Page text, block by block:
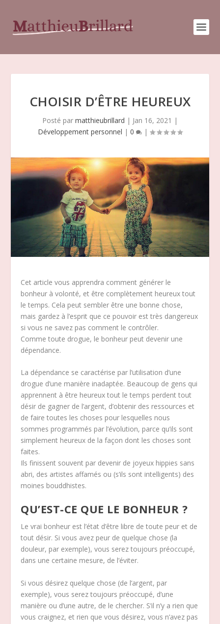
CHOISIR D’ÊTRE HEUREUX
Posté par matthieubrillard | Jan 16, 2021 |
Développement personnel | 0 |
Cet article vous apprendra comment générer le
bonheur à volonté, et être complètement heureux tout
le temps. Cela peut sembler être une bonne chose,
mais gardez à l’esprit que ce pouvoir est très dangereux
si vous ne savez pas comment le contrôler.
Comme toute drogue, le bonheur peut devenir une
dépendance.
La dépendance se caractérise par l’utilisation d’une
drogue d’une manière inadaptée. Beaucoup de gens qui
apprennent à être heureux tout le temps perdent tout
désir de gagner de l’argent, d’obtenir des ressources et
de faire toutes les choses pour lesquelles nous
sommes programmés par l’évolution, parce qu’ils sont
simplement heureux de la façon dont les choses sont
faites.
Ils finissent souvent par devenir de joyeux hippies sans
abri, des artistes affamés ou (s’ils sont intelligents) des
moines bouddhistes.
QU’EST-CE QUE LE BONHEUR ?
Le vrai bonheur est l’état d’être libre de toute peur et de
tout désir. Si vous avez peur de quelque chose (la
douleur, par exemple), vous serez toujours préoccupé,
dans une certaine mesure, de l’éviter.
Si vous désirez quelque chose (de l’argent, par
exemple), vous serez toujours préoccupé, d’une
manière ou d’une autre, de le chercher. S’il n’y a rien que
vous craignez, et rien que vous désirez, vous n’avez pas